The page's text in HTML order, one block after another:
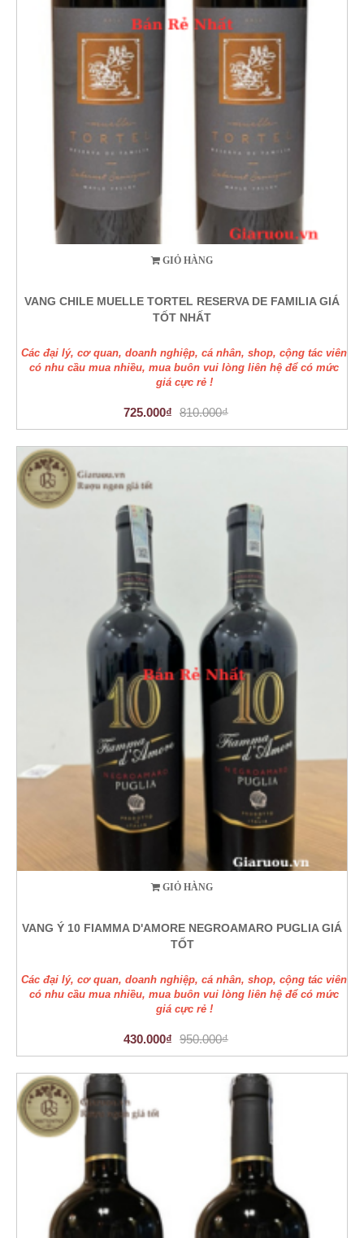
GIỎ HÀNG
VANG CHILE MUELLE TORTEL RESERVA DE FAMILIA GIÁ
TỐT NHẤT
Các đại lý, cơ quan, doanh nghiệp, cá nhân, shop, cộng tác viên
có nhu cầu mua nhiều, mua buôn vui lòng liên hệ để có mức
giá cực rẻ !
725.000₫ 810.000₫
GIỎ HÀNG
VANG Ý 10 FIAMMA D'AMORE NEGROAMARO PUGLIA GIÁ
TỐT
Các đại lý, cơ quan, doanh nghiệp, cá nhân, shop, cộng tác viên
có nhu cầu mua nhiều, mua buôn vui lòng liên hệ để có mức
giá cực rẻ !
430.000₫ 950.000₫